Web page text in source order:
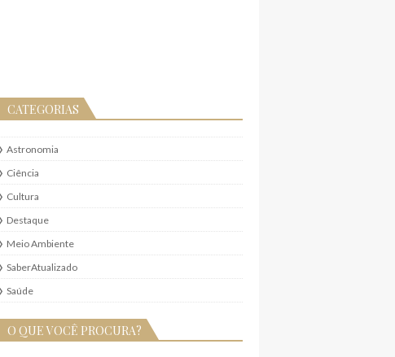
CATEGORIAS
Astronomia
Ciência
Cultura
Destaque
Meio Ambiente
SaberAtualizado
Saúde
O QUE VOCÊ PROCURA?